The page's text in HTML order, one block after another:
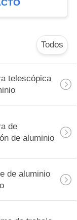
Todos
telescópica
de
de aluminio
de aluminio